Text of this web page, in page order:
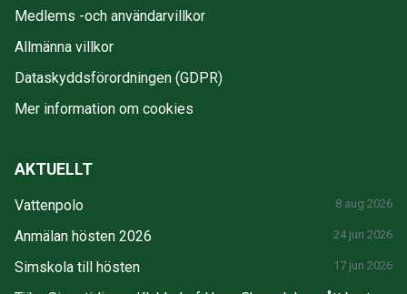
Medlems -och användarvillkor
Allmänna villkor
Dataskyddsförordningen (GDPR)
Mer information om cookies
AKTUELLT
Vattenpolo 8 aug 2026
Anmälan hösten 2026 24 jun 2026
Simskola till hösten 17 jun 2026